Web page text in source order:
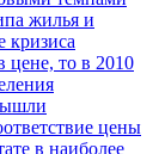
жилья и
кризиса
цене, то в 2010
цены
в наиболее